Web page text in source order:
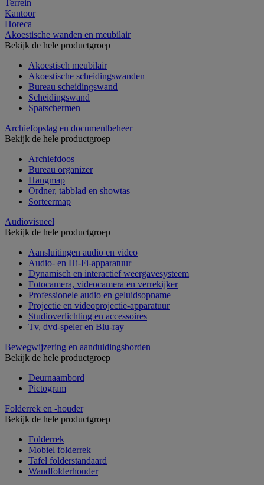
Terrein
Kantoor
Horeca
Akoestische wanden en meubilair
Bekijk de hele productgroep
Akoestisch meubilair
Akoestische scheidingswanden
Bureau scheidingswand
Scheidingswand
Spatschermen
Archiefopslag en documentbeheer
Bekijk de hele productgroep
Archiefdoos
Bureau organizer
Hangmap
Ordner, tabblad en showtas
Sorteermap
Audiovisueel
Bekijk de hele productgroep
Aansluitingen audio en video
Audio- en Hi-Fi-apparatuur
Dynamisch en interactief weergavesysteem
Fotocamera, videocamera en verrekijker
Professionele audio en geluidsopname
Projectie en videoprojectie-apparatuur
Studioverlichting en accessoires
Tv, dvd-speler en Blu-ray
Bewegwijzering en aanduidingsborden
Bekijk de hele productgroep
Deurnaambord
Pictogram
Folderrek en -houder
Bekijk de hele productgroep
Folderrek
Mobiel folderrek
Tafel folderstandaard
Wandfolderhouder